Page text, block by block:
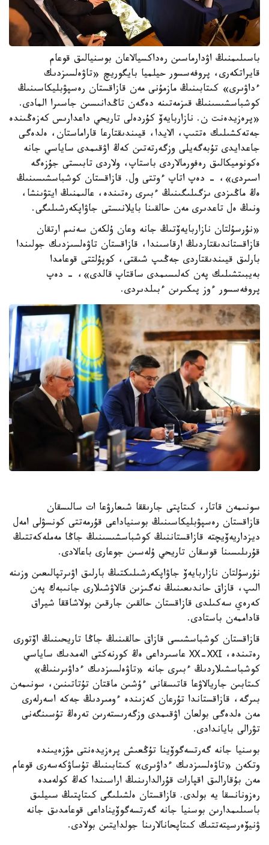
باسىلىمنىڭ اۋدارماسىن رەداكسيالاعان بوسنيالىق قوعام
قايراتكەرى، پروفەسسور حيلميا بايگوريچ «تاۋەلسىزدىك
ءداۋىرى» كىتابىنىڭ مازمۇنى مەن قازاقستان رەسپۋبليكاسىنىڭ
كوشباسشىسىنىڭ قىزمەتىنە دەگەن تاڭدانىسىن جاسىرا المادى.
«پرەزيدەنت ن. نازاربايەۆ كۇردەلى تاريحي داعدارىس كەزەڭىندە
جەتەكشىلىك ەتتىپ، الايدا، قيىندىقتارعا قاراماستان، ەلدەگى
جاعدايدى تۇبەگەيلى وزگەرتەتىن كەڭ اۋقىمدى ساياسي جانە
ەكونوميكالىق رەفورمالاردى باستاپ، ولاردى تابىستى جۇزەگە
اسىردى»، - دەپ اتاپ ءوتتى ول. قازاقستان كوشباسشىسىنىڭ
ەڭ ماڭىزدى ىزگىلىگىنىڭ ءبىرى رەتىندە، عالىمنىڭ ايتۋىنشا،
ونىڭ ەل تاعدىرى مەن حالقىنا بايلانىستى جاۋاپكەرشىلىگى.
«نۇرسۇلتان نازاربايەۆتىڭ جانە وعان ۇلكەن سەنىم ارتقان
قازاقستاندىقتاردىڭ ارقاسىندا، قازاقستان تاۋەلسىزدىك جولىندا
بارلىق قيىندىقتاردى جەڭىپ شىقتى، كوپۇلتتى قوعامدا
بەيبىتشىلىك پەن كەلىسىمدى ساقتاپ قالدى»، - دەپ
پروفەسسور ءوز پىكىرىن ءبىلدىردى.
سونىمەن قاتار، كىتاپتى جارىققا شىعارۋعا ات سالىسقان
قازاقستان رەسپۋبليكاسىنىڭ بوسنياداعى قۇرمەتتى كونسۋلى امەل
ديزداريەۆيچتە قازاقستاننىڭ كوشباسشىسىنىڭ جاڭا مەملەكەتتىڭ
قۇرىلىسىنا قوسقان تاريحي ۇلەسىن جوعارى باعالادى.
نۇرسۇلتان نازاربايەۆ جاۋاپكەرشىلىكتىڭ بارلىق اۋىرتپالىعىن وزىنە
الىپ، قازاق حاندىعىنىڭ نەگىزىن قالاۋشىلارى جانىبەك پەن
كەرەي سەكىلدى قازاقستان حالقىن جارقىن بولاشاققا شيراق
قاداممەن باستادى.
قازاقستان كوشباسشىسى قازاق حالقىنىڭ جاڭا تاريحىنىڭ اۆتورى
رەتىندە، ХХ-ХХІ عاسىرداعى ەڭ كورنەكتى الەمدىك ساياسي
كوشباسشىلاردىڭ ءبىرى جانە «تاۋەلسىزدىك ءداۋىرىنىڭ»
كىتابىن جاريالاۋعا قاتىسقانى ءۇشىن ماقتان تۇتاتىنىن، سونىمەن
بىرگە، قازاقستاندا تۇرعان كەزىندە ءومىردىڭ جەكە اسەرلەرى
مەن ەلدەگى بولعان اۋقىمدى وزگەرىستەرىن تەرەڭ تۇسىنگەنى
تۋرالى باياندادى.
بوسنيا جانە گەرتسەگوۆينا تۇڭعىش پرەزيدەنتى مۋزەيىندە
وتكەن «تاۋەلسىزدىك ءداۋىرى» كىتابىنىڭ تۇساۋكەسەرى قوعام
مەن بۇقارالىق اقپارات قۇرالدارىنىڭ اراسىندا كەڭ كولەمدە
رەزونانسقا يە بولدى. قازاقستان ەلشىلىگى كىتاپتىڭ سىيلىق
باسىلىمدارىن بوسنيا جانە گەرتسەگوۆيناداعى قوعامدىق جانە
ۋنيۆەرسيتەتتىك كىتاپحانالارىنا جولدايتىن بولادى.